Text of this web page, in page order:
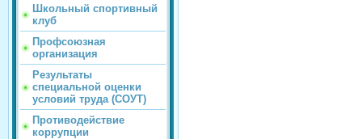
Школьный спортивный
клуб
Профсоюзная
организация
Результаты
специальной оценки
условий труда (СОУТ)
Противодействие
коррупции